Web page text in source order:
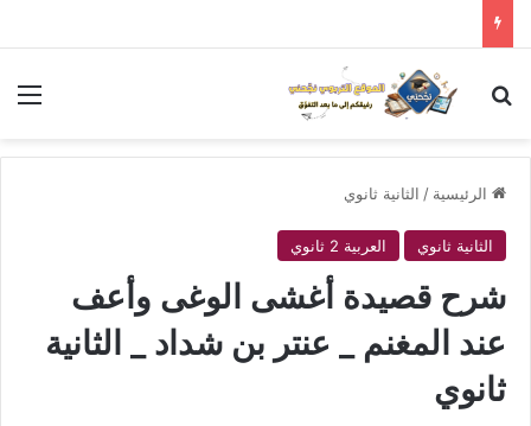
بحث عن
الرئيسية / الثانية ثانوي
الثانية ثانوي العربية 2 ثانوي
شرح قصيدة أغشى الوغى وأعف
عند المغنم _ عنتر بن شداد _ الثانية
ثانوي